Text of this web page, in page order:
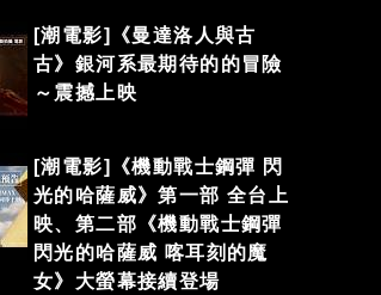
[潮電影]《曼達洛人與古
古》銀河系最期待的的冒險
～震撼上映
[潮電影]《機動戰士鋼彈 閃
光的哈薩威》第一部 全台上
映、第二部《機動戰士鋼彈
閃光的哈薩威 喀耳刻的魔
女》大螢幕接續登場